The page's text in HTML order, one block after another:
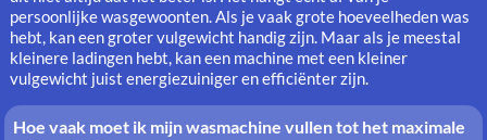
persoonlijke wasgewoonten. Als je vaak grote hoeveelheden was
hebt, kan een groter vulgewicht handig zijn. Maar als je meestal
kleinere ladingen hebt, kan een machine met een kleiner
vulgewicht juist energiezuiniger en efficiënter zijn.
Hoe vaak moet ik mijn wasmachine vullen tot het maximale